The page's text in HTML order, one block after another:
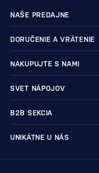
NAŠE PREDAJNE
DORUČENIE A VRÁTENIE
NAKUPUJTE S NAMI
SVET NÁPOJOV
B2B SEKCIA
UNIKÁTNE U NÁS